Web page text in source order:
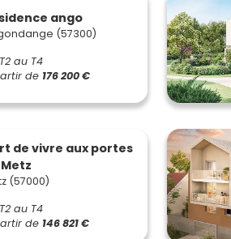
ango
(57300)
au T4
de 176 200 €
de vivre aux portes
(57000)
au T4
de 146 821 €